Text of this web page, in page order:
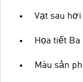
Vạt sau
Họa tiết Ba
Màu sản